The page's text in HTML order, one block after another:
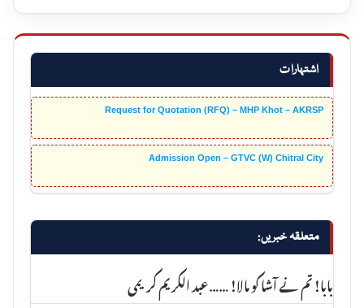
اشتہارات
Request for Quotation (RFQ) – MHP Khot – AKRSP
Admission Open – GTVC (W) Chitral City
متعلقہ خبریں:
بابا! تم نے آشا کو مالا! ……عبد الکریم کریمی